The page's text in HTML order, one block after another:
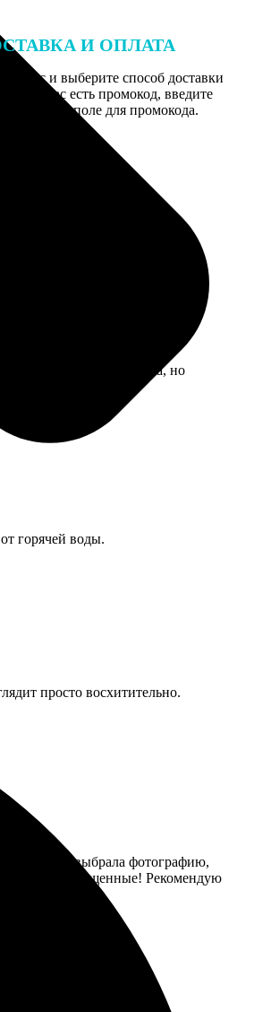
И ОПЛАТА
адрес и выберите способ доставки
Если у вас есть промокод, введите
поле для промокода.
наспех. Виновата сама, но
горячей воды.
просто восхитительно.
простым: выбрала фотографию,
яркие и насыщенные! Рекомендую